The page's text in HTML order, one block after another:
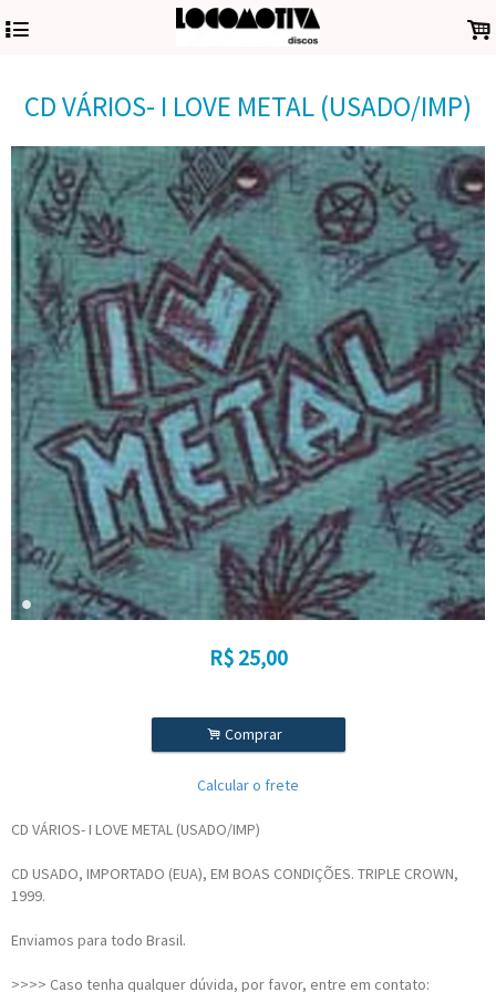
4 .
CD VÁRIOS- I LOVE METAL (USADO/IMP)
R$ 25,00
. Comprar
Calcular o frete
CD VÁRIOS- I LOVE METAL (USADO/IMP)
CD USADO, IMPORTADO (EUA), EM BOAS CONDIÇÕES. TRIPLE CROWN,
1999.
Enviamos para todo Brasil.
>>>> Caso tenha qualquer dúvida, por favor, entre em contato: